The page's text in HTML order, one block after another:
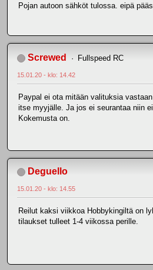
Pojan autoon sähköt tulossa. eipä
Screwed Fullspeed RC
15.01.20 - klo: 14.42
Paypal ei ota mitään valituksia
itse myyjälle. Ja jos ei seurantaa niin
Kokemusta on.
Deguello
15.01.20 - klo: 14.55
Reilut kaksi viikkoa Hobbykingiltä on
tilaukset tulleet 1-4 viikossa perille.